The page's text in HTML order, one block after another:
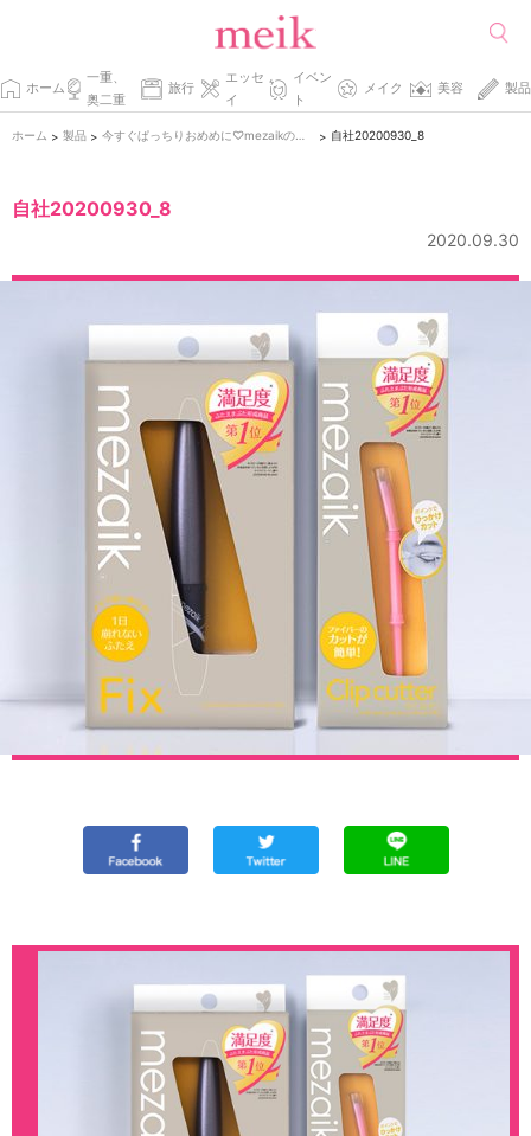
ホーム
一重、
奥二重
旅行
エッセ
イ
イベン
ト
メイク 美容 製品
ホーム > 製品 > > 自社20200930_8
自社20200930_8
2020.09.30